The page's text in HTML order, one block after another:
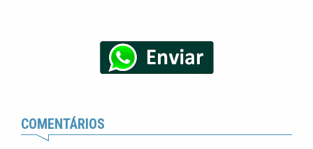
COMENTÁRIOS